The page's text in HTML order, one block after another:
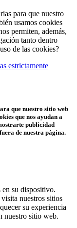
para que nuestro
usamos cookies
permiten, además,
tanto dentro
de las cookies?
estrictamente
que nuestro sitio web
que nos ayudan a
publicidad
de nuestra página.
en su dispositivo.
nuestros sitios
su experiencia
nuestro sitio web.